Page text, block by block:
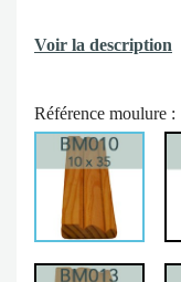
Voir la description
Référence moulure :